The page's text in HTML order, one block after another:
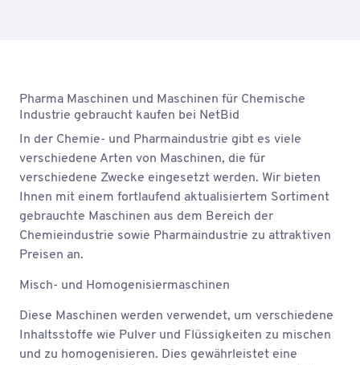
Pharma Maschinen und Maschinen für Chemische
Industrie gebraucht kaufen bei NetBid
In der Chemie- und Pharmaindustrie gibt es viele
verschiedene Arten von Maschinen, die für
verschiedene Zwecke eingesetzt werden. Wir bieten
Ihnen mit einem fortlaufend aktualisiertem Sortiment
gebrauchte Maschinen aus dem Bereich der
Chemieindustrie sowie Pharmaindustrie zu attraktiven
Preisen an.
Misch- und Homogenisiermaschinen
Diese Maschinen werden verwendet, um verschiedene
Inhaltsstoffe wie Pulver und Flüssigkeiten zu mischen
und zu homogenisieren. Dies gewährleistet eine